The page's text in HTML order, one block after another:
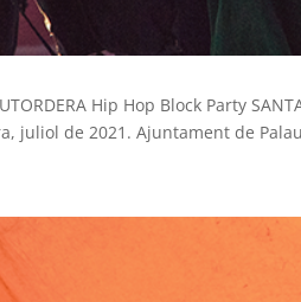
Hip Hop Block Party
juliol de 2021. Ajuntament de